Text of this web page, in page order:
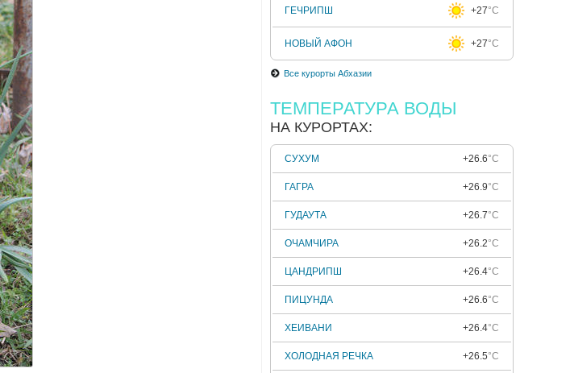
ГЕЧРИПШ +27°C
НОВЫЙ АФОН +27°C
Все курорты Абхазии
ТЕМПЕРАТУРА ВОДЫ
НА КУРОРТАХ:
СУХУМ +26.6°C
ГАГРА +26.9°C
ГУДАУТА +26.7°C
ОЧАМЧИРА +26.2°C
ЦАНДРИПШ +26.4°C
ПИЦУНДА +26.6°C
ХЕИВАНИ +26.4°C
ХОЛОДНАЯ РЕЧКА +26.5°C